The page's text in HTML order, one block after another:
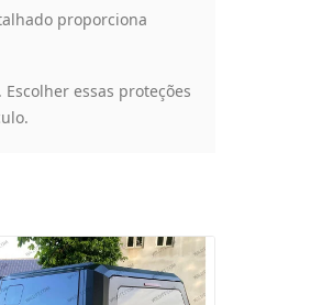
proporciona
essas proteções